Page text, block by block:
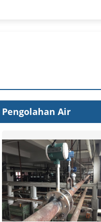
Pengolahan Air